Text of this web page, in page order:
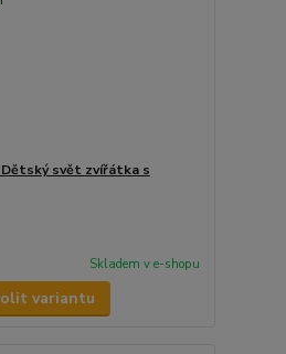
svět zvířátka s
Skladem v e-shopu
variantu